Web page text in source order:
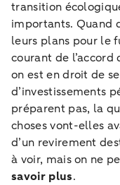
transition
importants. Quand
leurs plans pour le
courant de l’accord
on est en droit de
d’investissements
préparent pas, la
choses vont-elles
d’un revirement
à voir, mais on ne
savoir plus.